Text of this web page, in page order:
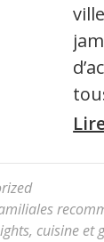
, cuisine et